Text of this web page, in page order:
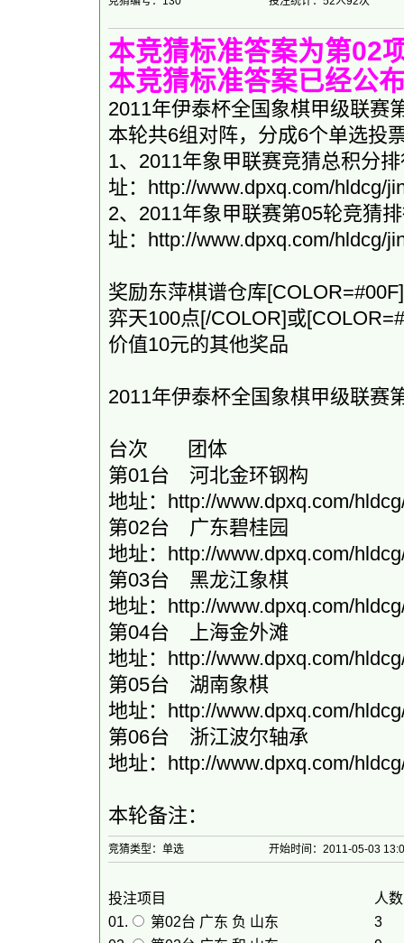
本竞猜标准答案为第02
本竞猜标准答案已经公
2011年伊泰杯全国象棋甲级联赛
本轮共6组对阵，分成6个单选投
1、2011年象甲联赛竞猜总
址： http://www.dpxq.com/hldcg/
2、2011年象甲联赛第05轮
址： http://www.dpxq.com/hldcg/
奖励东萍棋谱仓库
弈天100点[/COLOR]或
价值10元的其他奖品
2011年伊泰杯全国象棋甲级联赛
台次 团体 结
第01台 河北金环
地址： http://www.dpxq.com/
第02台 广东碧桂
地址： http://www.dpxq.com/
第03台 黑龙江象棋
地址： http://www.dpxq.com/
第04台 上海金
地址： http://www.dpxq.com/
第05台 湖南象
地址： http://www.dpxq.com/
第06台 浙江波尔轴
地址： http://www.dpxq.com/
本轮备注：
竞猜类型：单选 开始时间：2011-05-03
投注项目
人数
01.
第02台 广东 负 山东
3